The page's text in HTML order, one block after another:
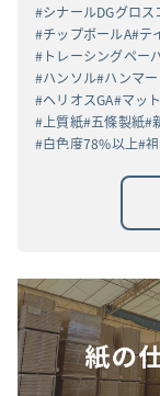
シナールDGグロス
チップボールA テ
トレーシングペー
ハンソル ハンマ
ヘリオスGA マッ
上質紙 五條製紙
白色度78%以上